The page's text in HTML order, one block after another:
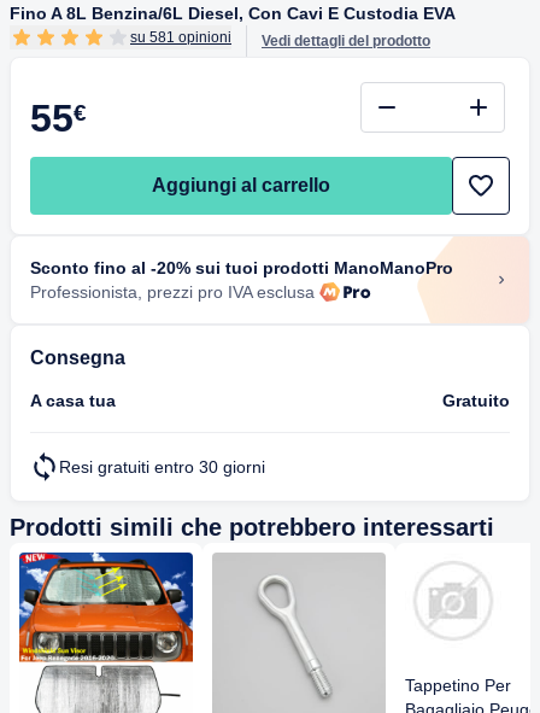
Fino A 8L Benzina/6L Diesel, Con Cavi E Custodia EVA
su 581 opinioni Vedi dettagli del prodotto
55€
Aggiungi al carrello
Sconto fino al -20% sui tuoi prodotti ManoManoPro
Professionista, prezzi pro IVA esclusa
Consegna
A casa tua Gratuito
Resi gratuiti entro 30 giorni
Prodotti simili che potrebbero interessarti
Tappetino Per